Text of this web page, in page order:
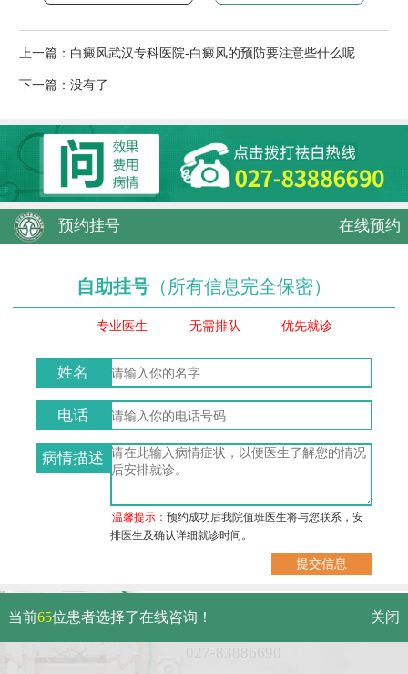
上一篇： 白癜风武汉专科医院-白癜风的预防要注意些什么呢
下一篇：没有了
预约挂号 在线预约
自助挂号 （所有信息完全保密）
专业医生 无需排队 优先就诊
姓名
电话
病情描述
温馨提示：预约成功后我院值班医生将与您联系，安
排医生及确认详细就诊时间。
武汉市硚口区解放大道479号
免费电话：
当前65位患者选择了在线咨询！ 关闭